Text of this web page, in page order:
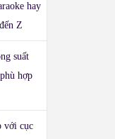
hay
Z
suất
hợp
với cục